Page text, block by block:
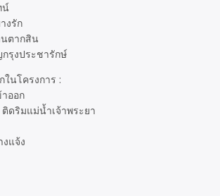
น์
งรัก
ตากสิน
รุงประชารักษ์
นโครงการ :
ออก
ดริมแม่น้ำเจ้าพระยา
แจ้ง